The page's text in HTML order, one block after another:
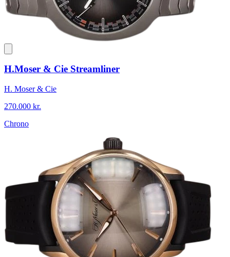
H.Moser & Cie Streamliner
H. Moser & Cie
270.000 kr.
Chrono